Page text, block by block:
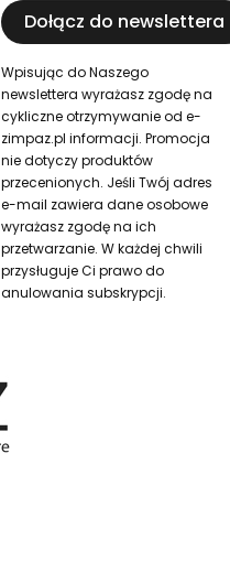
Dołącz do newslettera
Wpisując do Naszego
newslettera wyrażasz zgodę na
cykliczne otrzymywanie od e-
zimpaz.pl informacji. Promocja
nie dotyczy produktów
przecenionych. Jeśli Twój adres
e-mail zawiera dane osobowe
wyrażasz zgodę na ich
przetwarzanie. W każdej chwili
przysługuje Ci prawo do
anulowania subskrypcji.